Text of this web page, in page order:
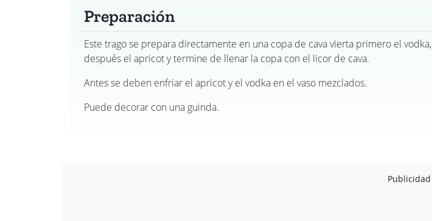
Preparación
Este trago se prepara directamente en una copa de cava vierta primero el vodka,
después el apricot y termine de llenar la copa con el licor de cava.
Antes se deben enfriar el apricot y el vodka en el vaso mezclados.
Puede decorar con una guinda.
Publicidad